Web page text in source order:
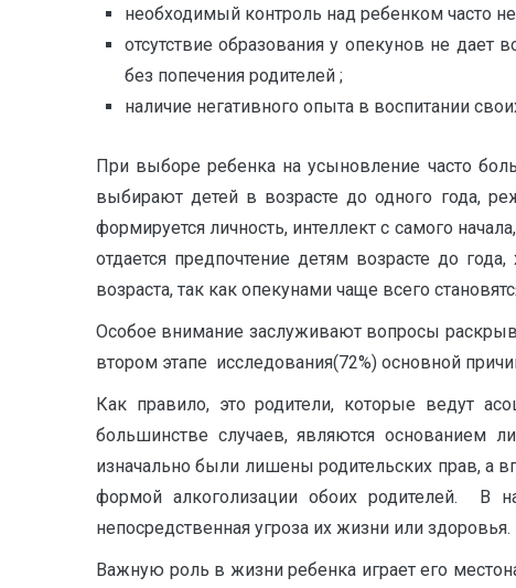
необходимый контроль над ребенком часто
отсутствие образования у опекунов не
без попечения родителей ;
наличие негативного опыта в воспитании
При выборе ребенка на усыновление часто
выбирают детей в возрасте до одного года,
формируется личность, интеллект с самого
отдается предпочтение детям возрасте до
возраста, так как опекунами чаще всего
Особое внимание заслуживают вопросы
втором этапе исследования(72%) основной
Как правило, это родители, которые ведут
большинстве случаев, являются основанием
изначально были лишены родительских прав, а
формой алкоголизации обоих родителей. В
непосредственная угроза их жизни или здоровья.
Важную роль в жизни ребенка играет его